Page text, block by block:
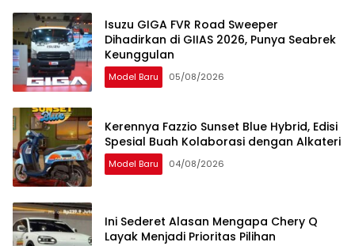
Isuzu GIGA FVR Road Sweeper
Dihadirkan di GIIAS 2026, Punya Seabrek
Keunggulan
Model Baru 05/08/2026
Kerennya Fazzio Sunset Blue Hybrid, Edisi
Spesial Buah Kolaborasi dengan Alkateri
Model Baru 04/08/2026
Ini Sederet Alasan Mengapa Chery Q
Layak Menjadi Prioritas Pilihan